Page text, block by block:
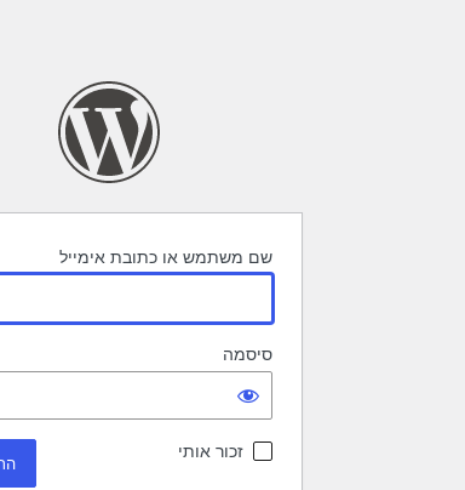
שם משתמש או כתובת אימייל
סיסמה
זכור אותי